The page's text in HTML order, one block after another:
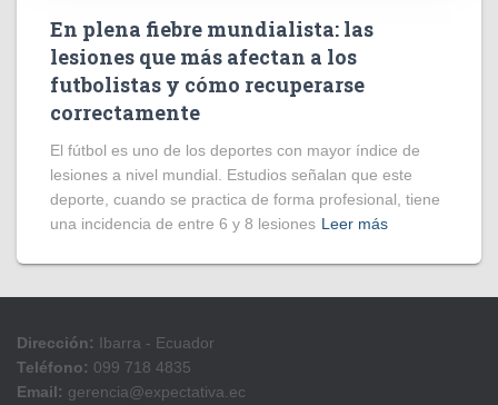
En plena fiebre mundialista: las
lesiones que más afectan a los
futbolistas y cómo recuperarse
correctamente
El fútbol es uno de los deportes con mayor índice de
lesiones a nivel mundial. Estudios señalan que este
deporte, cuando se practica de forma profesional, tiene
una incidencia de entre 6 y 8 lesiones Leer más
Dirección: Ibarra - Ecuador
Teléfono: 099 718 4835
Email: gerencia@expectativa.ec